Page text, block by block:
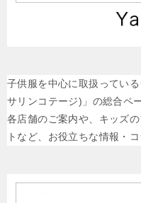
子供服を中心に取扱ってい
サリンコテージ)」の総合ペ
各店舗のご案内や、キッズ
トなど、お役立ちな情報・